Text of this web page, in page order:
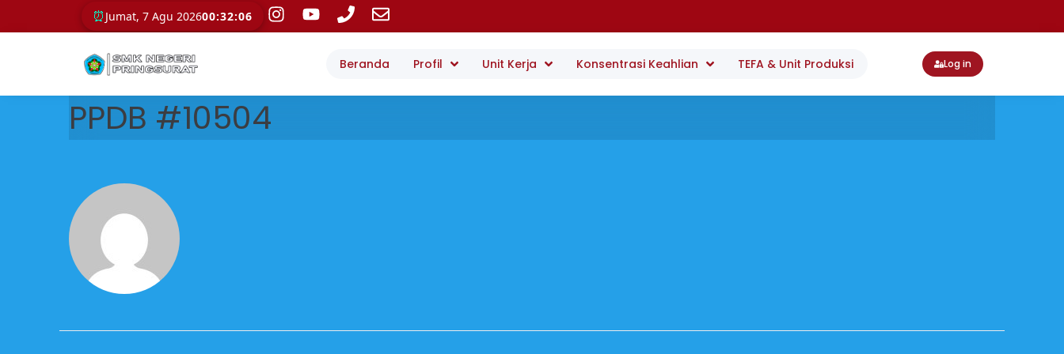
⏰ Jumat, 7 Agu 202600:32:06
Beranda Profil Unit Kerja Konsentrasi Keahlian TEFA & Unit Produksi Log in
PPDB #10504